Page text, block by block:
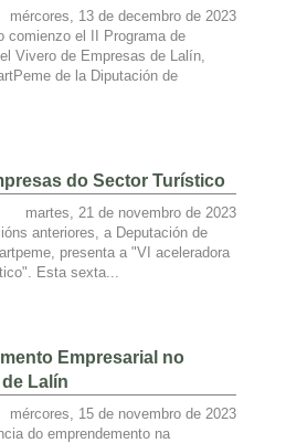
mércores, 13 de decembro de 2023
comienzo el II Programa de
Vivero de Empresas de Lalín,
de la Diputación de
do Sector Turístico
martes, 21 de novembro de 2023
anteriores, a Deputación de
presenta a "VI aceleradora
Esta sexta...
Empresarial no
Lalín
mércores, 15 de novembro de 2023
do emprendemento na